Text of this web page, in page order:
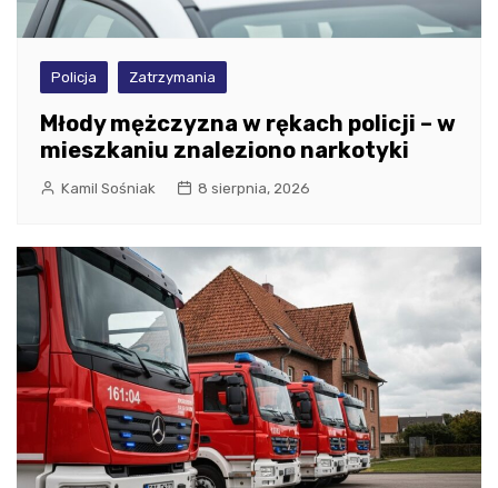
Policja Zatrzymania
Młody mężczyzna w rękach policji – w
mieszkaniu znaleziono narkotyki
Kamil Sośniak 8 sierpnia, 2026